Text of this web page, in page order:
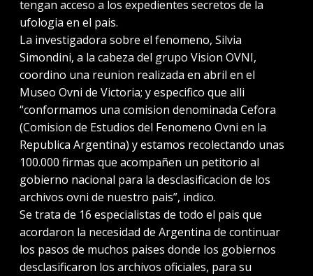
tengan acceso a los expedientes secretos de la
ufologia en el pais.
La investigadora sobre el fenomeno, Silvia
Simondini, a la cabeza del grupo Vision OVNI,
coordino una reunion realizada en abril en el
Museo Ovni de Victoria; y especifico que alli
“conformamos una comision denominada Cefora
(Comision de Estudios del Fenomeno Ovni en la
Republica Argentina) y estamos recolectando unas
100.000 firmas que acompañen un petitorio al
gobierno nacional para la desclasificacion de los
archivos ovni de nuestro pais”, indico.
Se trata de 16 especialistas de todo el pais que
acordaron la necesidad de Argentina de continuar
los pasos de muchos paises donde los gobiernos
desclasificaron los archivos oficiales, para su